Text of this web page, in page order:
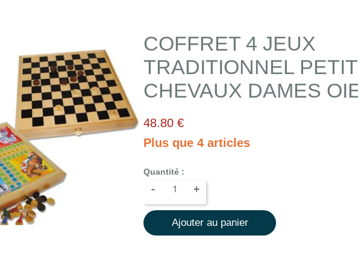
COFFRET 4 JEUX
TRADITIONNEL
CHEVAUX DAMES
48.80 €
Plus que 4 articles
Quantité :
- +
Ajouter au panier